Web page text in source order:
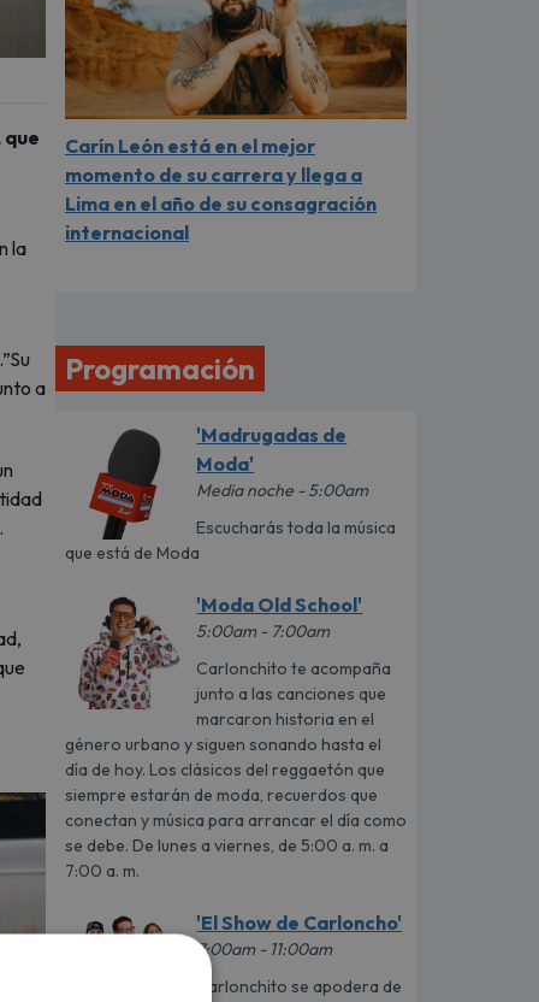
que
la
a
Carín León está en el mejor
momento de su carrera y llega a
Lima en el año de su consagración
internacional
Programación
'Madrugadas de
Moda'
Media noche - 5:00am
Escucharás toda la música
que está de Moda
'Moda Old School'
5:00am - 7:00am
Carlonchito te acompaña
junto a las canciones que
marcaron historia en el
género urbano y siguen sonando hasta el
día de hoy. Los clásicos del reggaetón que
siempre estarán de moda, recuerdos que
conectan y música para arrancar el día como
se debe. De lunes a viernes, de 5:00 a. m. a
7:00 a. m.
'El Show de Carloncho'
7:00am - 11:00am
Carlonchito se apodera de